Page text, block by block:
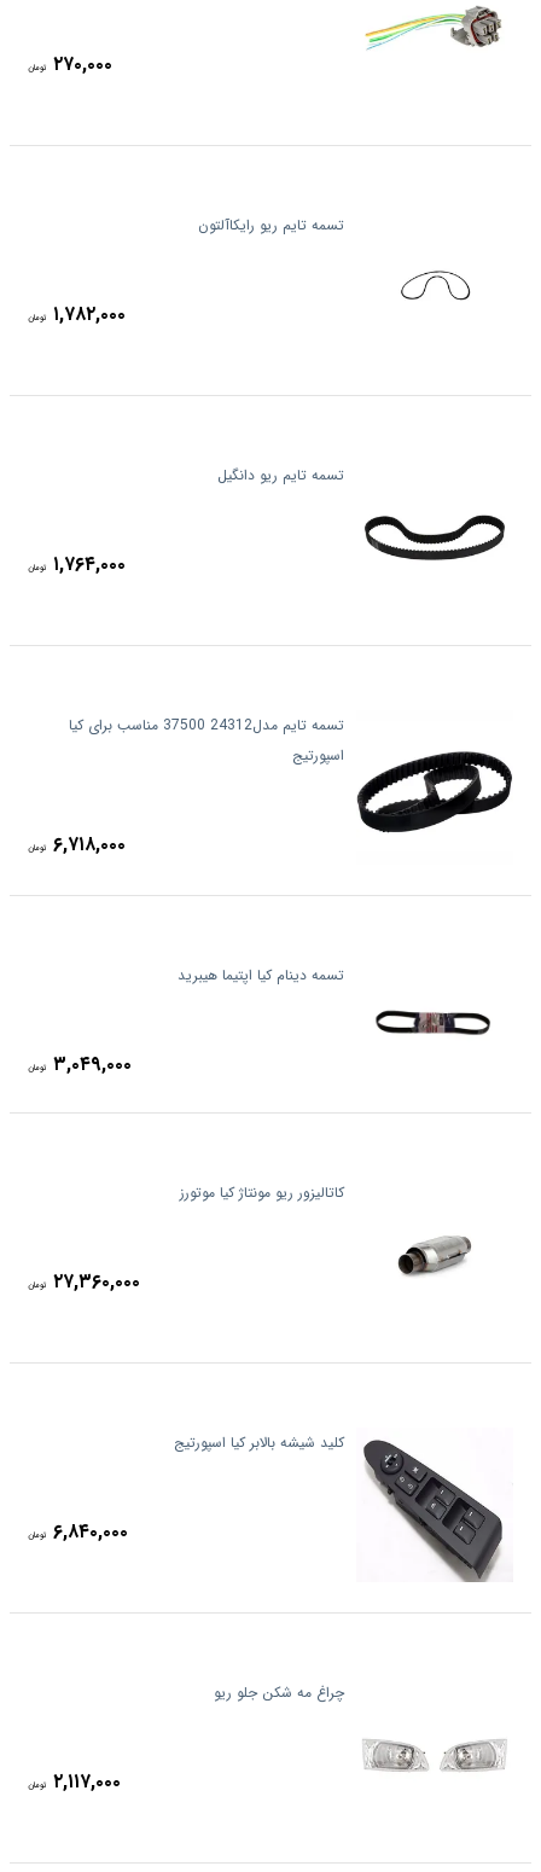
۲۷۰,۰۰۰ تومان
تسمه تایم ریو رایکاآلتون
۱,۷۸۲,۰۰۰ تومان
تسمه تایم ریو دانگیل
۱,۷۶۴,۰۰۰ تومان
تسمه تایم مدل24312 37500 مناسب برای کیا
اسپورتیج
۶,۷۱۸,۰۰۰ تومان
تسمه دینام کیا اپتیما هیبرید
۳,۰۴۹,۰۰۰ تومان
کاتالیزور ریو مونتاژ کیا موتورز
۲۷,۳۶۰,۰۰۰ تومان
کلید شیشه بالابر کیا اسپورتیج
۶,۸۴۰,۰۰۰ تومان
چراغ مه شکن جلو ریو
۲,۱۱۷,۰۰۰ تومان